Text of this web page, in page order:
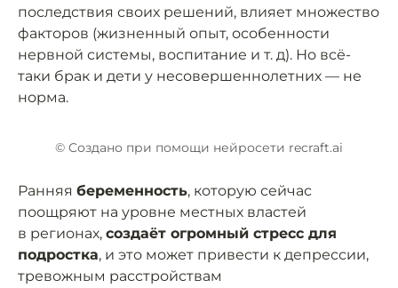
последствия своих решений, влияет множество
факторов (жизненный опыт, особенности
нервной системы, воспитание и т. д). Но всё-
таки брак и дети у несовершеннолетних — не
норма.
© Cоздано при помощи нейросети recraft.ai
Ранняя беременность, которую сейчас
поощряют на уровне местных властей
в регионах, создаёт огромный стресс для
подростка, и это может привести к депрессии,
тревожным расстройствам